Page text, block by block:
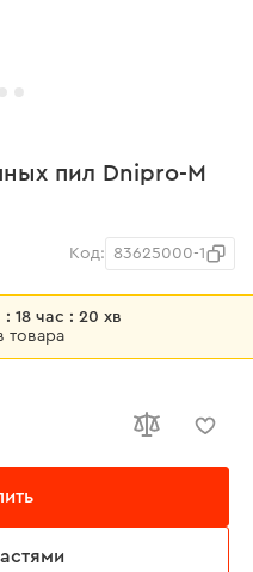
пил Dnipro-M
Код: 83625000-1
: 18 час : 20 хв
товара